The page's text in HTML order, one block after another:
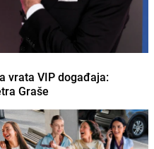
vrata VIP događaja:
Graše